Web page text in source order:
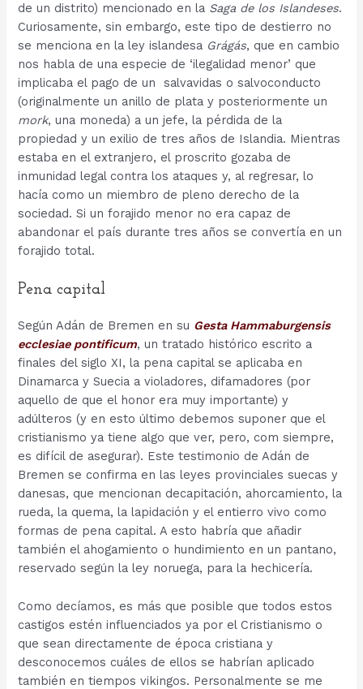
de un distrito) mencionado en la Saga de los Islandeses.
Curiosamente, sin embargo, este tipo de destierro no
se menciona en la ley islandesa Grágás, que en cambio
nos habla de una especie de ‘ilegalidad menor’ que
implicaba el pago de un salvavidas o salvoconducto
(originalmente un anillo de plata y posteriormente un
mork, una moneda) a un jefe, la pérdida de la
propiedad y un exilio de tres años de Islandia. Mientras
estaba en el extranjero, el proscrito gozaba de
inmunidad legal contra los ataques y, al regresar, lo
hacía como un miembro de pleno derecho de la
sociedad. Si un forajido menor no era capaz de
abandonar el país durante tres años se convertía en un
forajido total.
Pena capital
Según Adán de Bremen en su Gesta Hammaburgensis
ecclesiae pontificum, un tratado histórico escrito a
finales del siglo XI, la pena capital se aplicaba en
Dinamarca y Suecia a violadores, difamadores (por
aquello de que el honor era muy importante) y
adúlteros (y en esto último debemos suponer que el
cristianismo ya tiene algo que ver, pero, com siempre,
es difícil de asegurar). Este testimonio de Adán de
Bremen se confirma en las leyes provinciales suecas y
danesas, que mencionan decapitación, ahorcamiento, la
rueda, la quema, la lapidación y el entierro vivo como
formas de pena capital. A esto habría que añadir
también el ahogamiento o hundimiento en un pantano,
reservado según la ley noruega, para la hechicería.
Como decíamos, es más que posible que todos estos
castigos estén influenciados ya por el Cristianismo o
que sean directamente de época cristiana y
desconocemos cuáles de ellos se habrían aplicado
también en tiempos vikingos. Personalmente se me